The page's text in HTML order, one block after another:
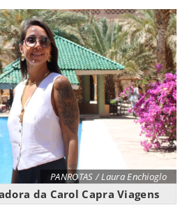
PANROTAS / Laura Enchioglo
da Carol Capra Viagens